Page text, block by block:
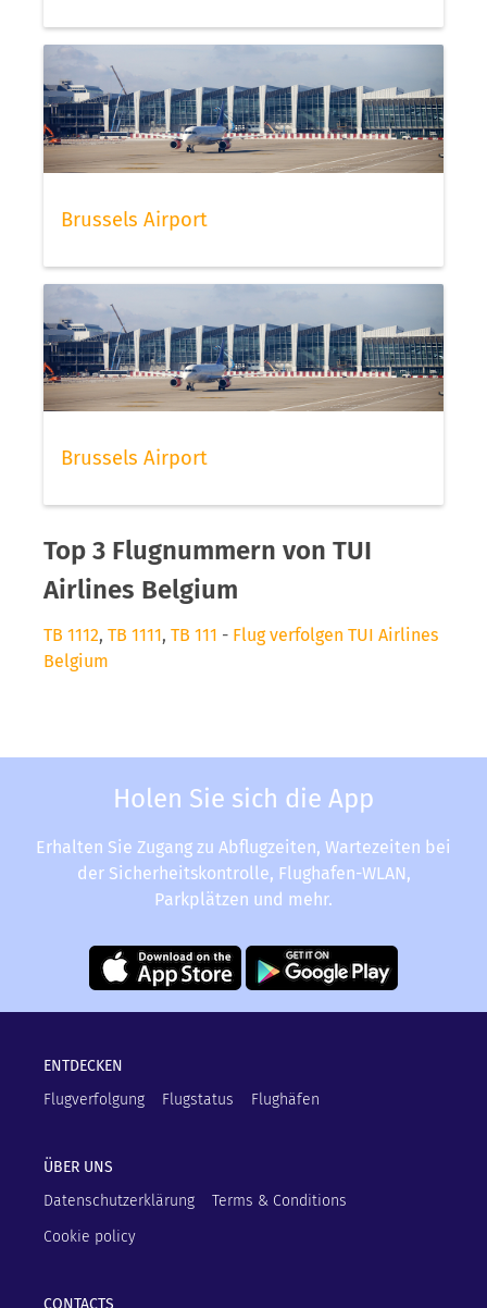
Brussels Airport
Brussels Airport
Top 3 Flugnummern von TUI
Airlines Belgium
TB 1112, TB 1111, TB 111 - Flug verfolgen TUI Airlines
Belgium
Holen Sie sich die App
Erhalten Sie Zugang zu Abflugzeiten, Wartezeiten bei
der Sicherheitskontrolle, Flughafen-WLAN,
Parkplätzen und mehr.
ENTDECKEN
Flugverfolgung
Flugstatus Flughäfen
ÜBER UNS
Datenschutzerklärung
Terms & Conditions
Cookie policy